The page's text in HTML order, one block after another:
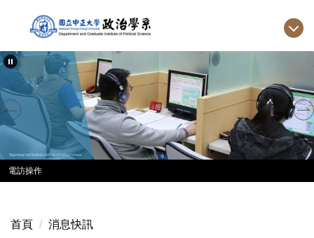
要
容
區
電訪操作
首頁 消息快訊